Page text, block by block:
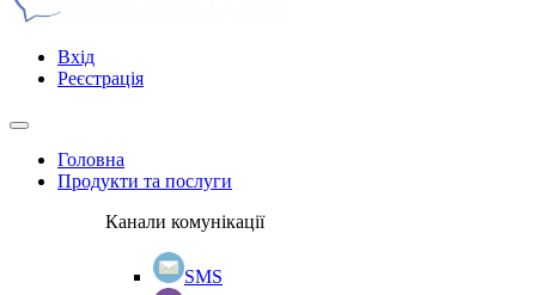
Вхід
Реєстрація
Головна
Продукти та послуги
Канали комунікації
SMS